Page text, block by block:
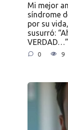
Mi mejor
síndrome
por su
susurró:
VERDAD…”
0 9